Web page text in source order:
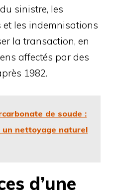
sinistre, les
et les indemnisations
la transaction, en
affectés par des
1982.
de soude :
un nettoyage naturel
d’une